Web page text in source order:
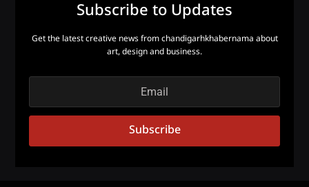
Subscribe to Updates
Get the latest creative news from chandigarhkhabernama about
art, design and business.
Subscribe